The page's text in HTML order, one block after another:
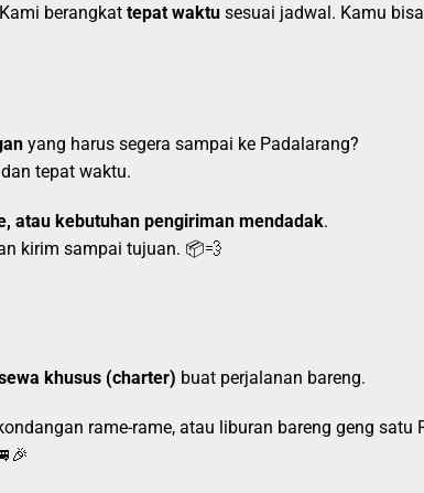
berangkat tepat waktu sesuai jadwal. Kamu
yang harus segera sampai ke Padalarang?
tepat waktu.
atau kebutuhan pengiriman mendadak.
kirim sampai tujuan. 📦💨
khusus (charter) buat perjalanan bareng.
rame-rame, atau liburan bareng geng satu